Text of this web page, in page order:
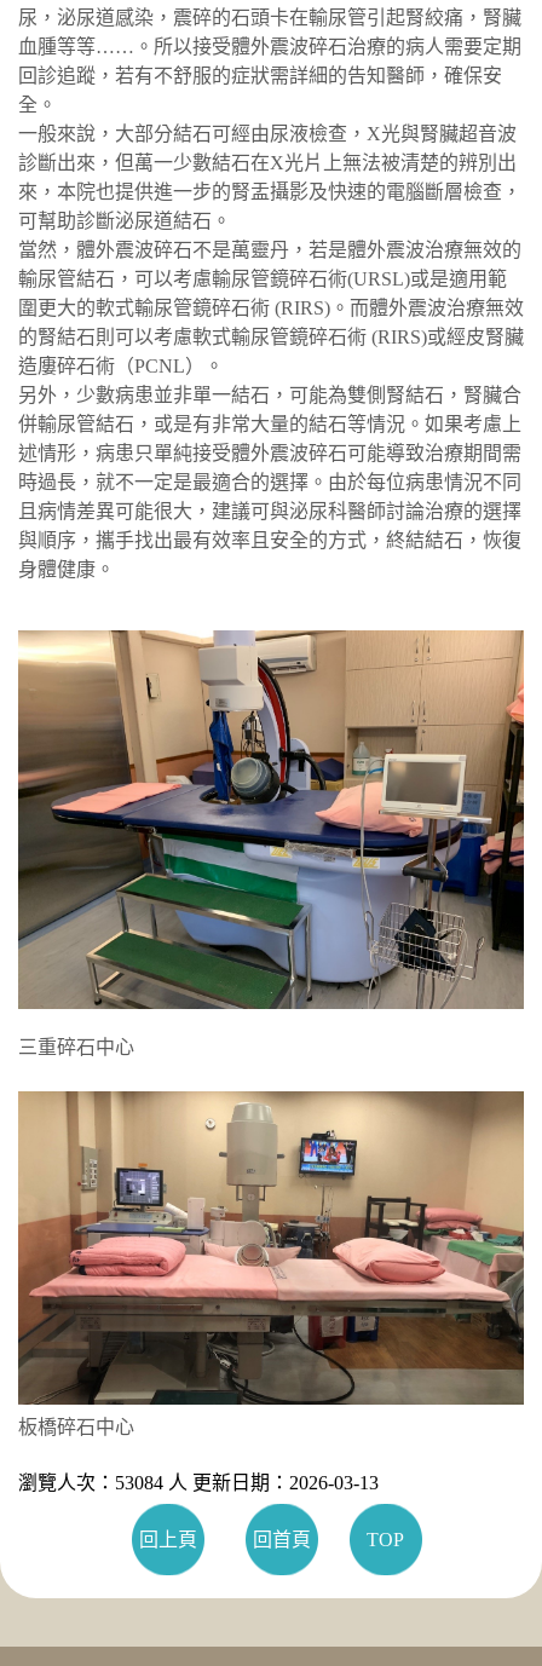
尿，泌尿道感染，震碎的石頭卡在輸尿管引起腎絞痛，腎臟
血腫等等……。所以接受體外震波碎石治療的病人需要定期
回診追蹤，若有不舒服的症狀需詳細的告知醫師，確保安
全。
一般來說，大部分結石可經由尿液檢查，X光與腎臟超音波
診斷出來，但萬一少數結石在X光片上無法被清楚的辨別出
來，本院也提供進一步的腎盂攝影及快速的電腦斷層檢查，
可幫助診斷泌尿道結石。
當然，體外震波碎石不是萬靈丹，若是體外震波治療無效的
輸尿管結石，可以考慮輸尿管鏡碎石術(URSL)或是適用範
圍更大的軟式輸尿管鏡碎石術 (RIRS)。而體外震波治療無效
的腎結石則可以考慮軟式輸尿管鏡碎石術 (RIRS)或經皮腎臟
造廔碎石術（PCNL）。
另外，少數病患並非單一結石，可能為雙側腎結石，腎臟合
併輸尿管結石，或是有非常大量的結石等情況。如果考慮上
述情形，病患只單純接受體外震波碎石可能導致治療期間需
時過長，就不一定是最適合的選擇。由於每位病患情況不同
且病情差異可能很大，建議可與泌尿科醫師討論治療的選擇
與順序，攜手找出最有效率且安全的方式，終結結石，恢復
身體健康。
三重碎石中心
板橋碎石中心
瀏覽人次：53084 人 更新日期：2026-03-13
回上頁 回首頁 TOP